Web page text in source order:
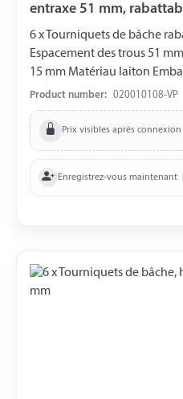
entraxe 51 mm,
6 x Tourniquets de bâche
Espacement des trous 51
15 mm
Product number: 020010108-VP
Prix visibles après connexion
Enregistrez-vous maintenant